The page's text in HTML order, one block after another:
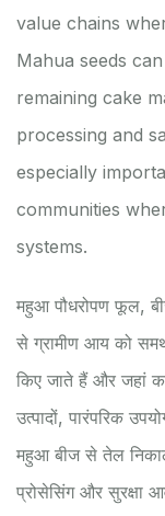
value chains
Mahua seeds
remaining cake
processing and
especially
communities
systems.
महुआ पौधरोपण फूल,
से ग्रामीण आय को
किए जाते हैं और जहां
उत्पादों, पारंपरिक
महुआ बीज से तेल
प्रोसेसिंग और